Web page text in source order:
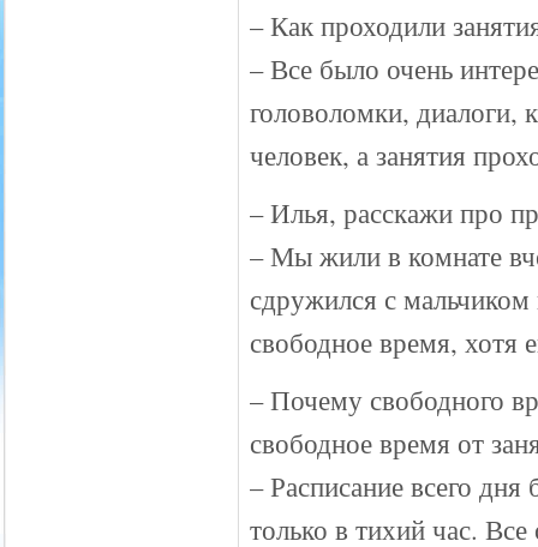
– Как проходили
– Все было очень
головоломки, диалоги,
человек, а занятия
– Илья, расскажи про
– Мы жили в комнате
сдружился с
свободное время, хотя
– Почему свободного
свободное время от
– Расписание всего
только в тихий час.